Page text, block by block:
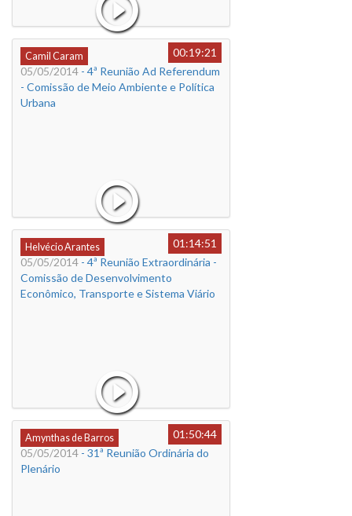
Camil Caram
00:19:21
05/05/2014 - 4ª Reunião Ad Referendum
- Comissão de Meio Ambiente e Política
Urbana
Helvécio Arantes
01:14:51
05/05/2014 - 4ª Reunião Extraordinária -
Comissão de Desenvolvimento
Econômico, Transporte e Sistema Viário
Amynthas de Barros
01:50:44
05/05/2014 - 31ª Reunião Ordinária do
Plenário